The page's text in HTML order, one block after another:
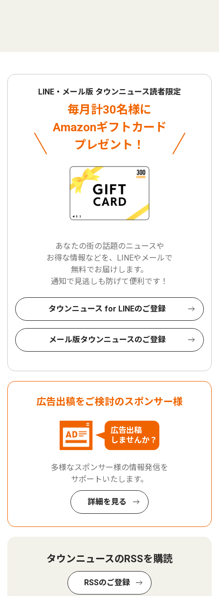
LINE・メール版 タウンニュース読者限定
毎月計30名様に
Amazonギフトカード
プレゼント！
あなたの街の話題のニュースや
お得な情報などを、LINEやメールで
無料でお届けします。
通知で見逃しも防げて便利です！
タウンニュース for LINEのご登録
メール版タウンニュースのご登録
広告出稿をご検討のスポンサー様
広告出稿
しませんか？
多様なスポンサー様の情報発信を
サポートいたします。
詳細を見る
タウンニュースのRSSを購読
RSSのご登録